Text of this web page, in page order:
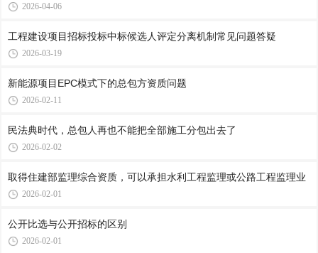
2026-04-06
工程建设项目招标投标中标候选人评定分离机制常见问题答疑
2026-03-19
新能源项目EPC模式下的总包方资质问题
2026-02-11
民法典时代，总包人再也不能把全部施工分包出去了
2026-02-02
取得住建部监理综合资质，可以承担水利工程监理或公路工程监理业
2026-02-01
公开比选与公开招标的区别
2026-02-01